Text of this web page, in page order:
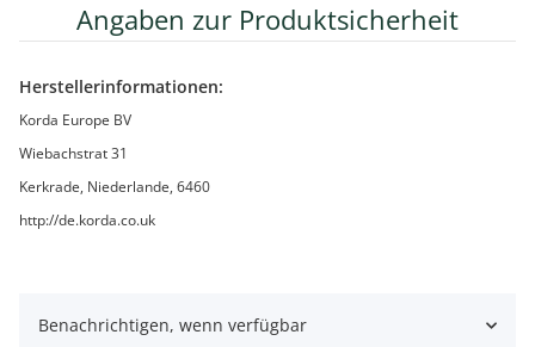
Angaben zur Produktsicherheit
Herstellerinformationen:
Korda Europe BV
Wiebachstrat 31
Kerkrade, Niederlande, 6460
http://de.korda.co.uk
Benachrichtigen, wenn verfügbar